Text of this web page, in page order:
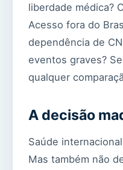
liberdade médica?
Acesso fora do
dependência de
eventos graves?
qualquer
A decisão
Saúde
Mas também não